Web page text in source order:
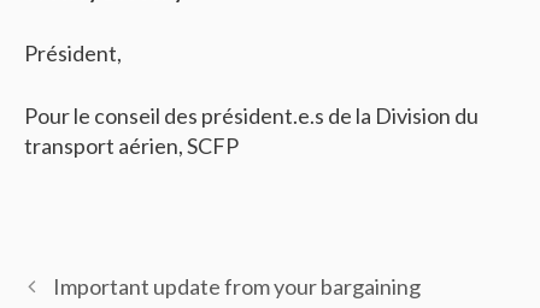
Président,
Pour le conseil des président.e.s de la Division du
transport aérien, SCFP
Important update from your bargaining